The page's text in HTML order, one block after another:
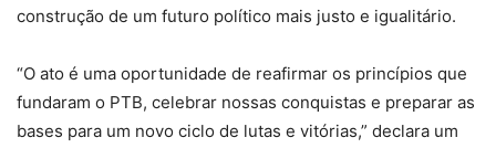
construção de um futuro político mais justo e igualitário.
“O ato é uma oportunidade de reafirmar os princípios que
fundaram o PTB, celebrar nossas conquistas e preparar as
bases para um novo ciclo de lutas e vitórias,” declara um